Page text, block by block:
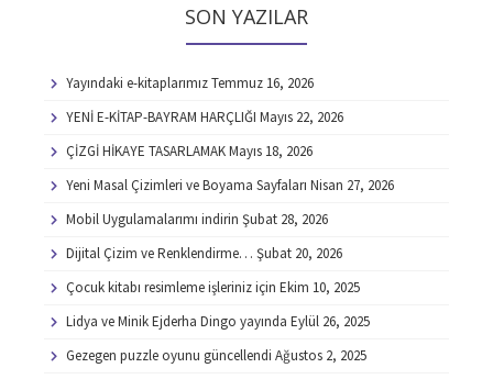
SON YAZILAR
Yayındaki e-kitaplarımızTemmuz 16, 2026
YENİ E-KİTAP-BAYRAM HARÇLIĞI Mayıs 22, 2026
ÇİZGİ HİKAYE TASARLAMAKMayıs 18, 2026
Yeni Masal Çizimleri ve Boyama Sayfaları Nisan 27, 2026
Mobil Uygulamalarımı indirin Şubat 28, 2026
Dijital Çizim ve Renklendirme… Şubat 20, 2026
Çocuk kitabı resimleme işleriniz için Ekim 10, 2025
Lidya ve Minik Ejderha Dingo yayında Eylül 26, 2025
Gezegen puzzle oyunu güncellendi Ağustos 2, 2025